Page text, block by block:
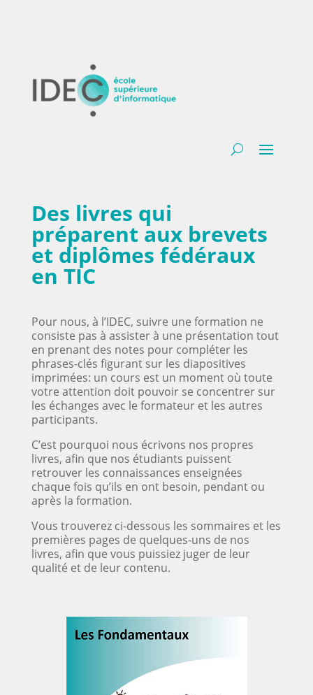
Des livres qui
préparent aux brevets
et diplômes fédéraux
en TIC
Pour nous, à l’IDEC, suivre une formation ne
consiste pas à assister à une présentation tout
en prenant des notes pour compléter les
phrases-clés figurant sur les diapositives
imprimées: un cours est un moment où toute
votre attention doit pouvoir se concentrer sur
les échanges avec le formateur et les autres
participants.
C’est pourquoi nous écrivons nos propres
livres, afin que nos étudiants puissent
retrouver les connaissances enseignées
chaque fois qu’ils en ont besoin, pendant ou
après la formation.
Vous trouverez ci-dessous les sommaires et les
premières pages de quelques-uns de nos
livres, afin que vous puissiez juger de leur
qualité et de leur contenu.